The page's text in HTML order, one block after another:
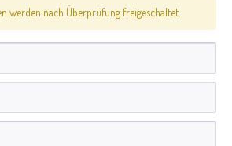
werden nach Überprüfung freigeschaltet.